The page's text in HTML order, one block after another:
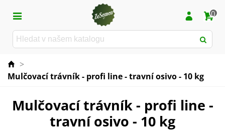
0
>
Mulčovací trávník - profi line - travní osivo - 10 kg
Mulčovací trávník - profi line -
travní osivo - 10 kg